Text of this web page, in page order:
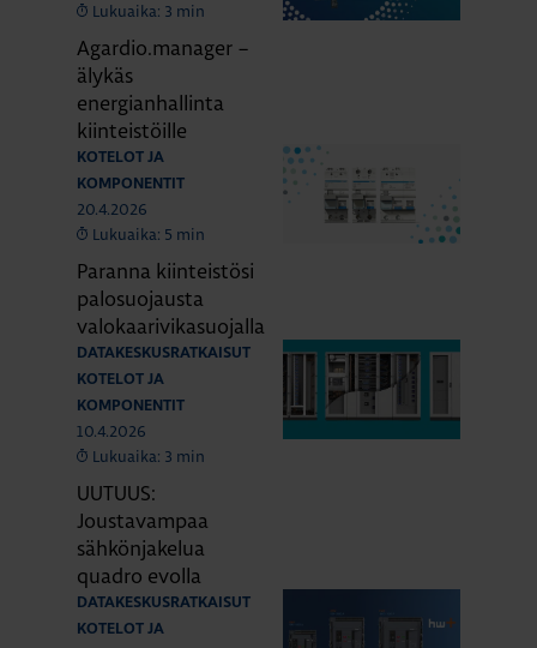
Lukuaika: 3 min
Agardio.manager –
älykäs
energianhallinta
kiinteistöille
KOTELOT JA
KOMPONENTIT
20.4.2026
Lukuaika: 5 min
Paranna kiinteistösi
palosuojausta
valokaarivikasuojalla
DATAKESKUSRATKAISUT
KOTELOT JA
KOMPONENTIT
10.4.2026
Lukuaika: 3 min
UUTUUS:
Joustavampaa
sähkönjakelua
quadro evolla
DATAKESKUSRATKAISUT
KOTELOT JA